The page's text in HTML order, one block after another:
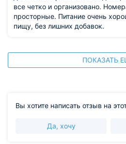
все четко и организовано.
просторные. Питание очень
пищу, без лишних добавок.
ПОКАЗАТЬ
Вы хотите написать отзыв на
Да, хочу